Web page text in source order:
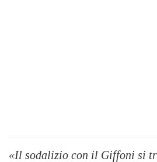
«Il sodalizio con il Giffoni si